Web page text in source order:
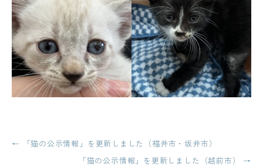
投
←
「猫の公示情報」を更新しました（福井市・坂井市）
「猫の公示情報」を更新しました（越前市）
→